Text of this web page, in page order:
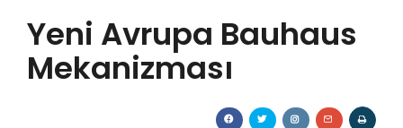
KILAVUZLAR
YAYINLARIMIZ
Yeni Avrupa Bauhaus
Mekanizması